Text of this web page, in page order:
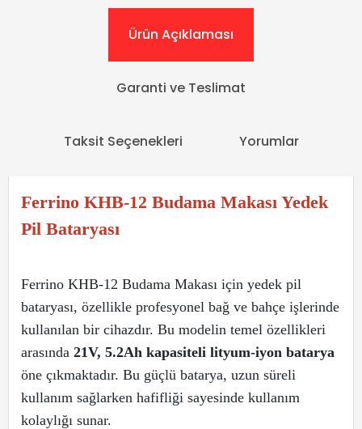
Ürün Açıklaması
Garanti ve Teslimat
Taksit Seçenekleri Yorumlar
Ferrino KHB-12 Budama Makası Yedek
Pil Bataryası
Ferrino KHB-12 Budama Makası için yedek pil
bataryası, özellikle profesyonel bağ ve bahçe işlerinde
kullanılan bir cihazdır. Bu modelin temel özellikleri
arasında 21V, 5.2Ah kapasiteli lityum-iyon batarya
öne çıkmaktadır. Bu güçlü batarya, uzun süreli
kullanım sağlarken hafifliği sayesinde kullanım
kolaylığı sunar.